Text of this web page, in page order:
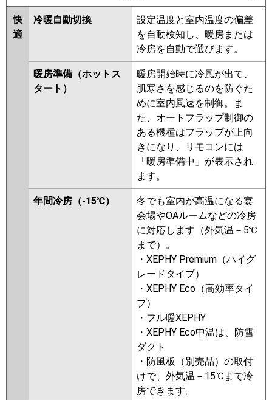
パナソニック PA-P160FE7GC PA-P160FE7GNC
東芝 RDXA16033MUB RDXA16033MU
RDXA16033M
PEZ-ZRMP160D5
PEZ-
ZRMP160D4 PEZ-ZRMP160D3
PEZ-ZRMP160D2 PEZ-
ZRMP160DZ PEZ-ZRMP160DY
PEZ-ZRMP160DV PEZ-
ZRMP160DR
RPI-GP160RGHC9
RPI-
GP160RGH9 RPI-GP160RGHC8
RPI-GP160RGH8
GP160RGHC7 RPI-GP160RGH7
RPI-GP160RGHC6 RPI-
GP160RGH6 RPI-GP160RGHC5
RPI-GP160RGH5
GP160RGHC4 RPI-GP160RGH4
RPI-AP160GHC3 RPI-
GP160RGHC3 RPI-AP160GH8
RPI-GP160RGH3
RPI-GP160RGHC2 RPI-AP160GH7
RPI-GP160RGH2
FDUZ1605H5SA FDUZ1605H5S
PA-P160FE7GB PA-P160FE7GNB
PA-P160FE7G PA-P160FE7GN
快
適
冷暖自動切換
設定温度と室内温度の偏差
を自動検知し、暖房または
冷房を自動で選びます。
暖房準備（ホットス
タート）
暖房開始時に冷風が出て、
肌寒さを感じるのを防ぐた
めに室内風速を制御。ま
た、オートフラップ制御の
ある機種はフラップが上向
きになり、リモコンには
「暖房準備中」が表示され
ます。
年間冷房（-15℃）
冬でも室内が高温になる宴
会場やOAルームなどの冷房
に対応します（外気温－5℃
まで）。
・XEPHY Premium（ハイグ
レードタイプ）
・XEPHY Eco（高効率タイ
プ）
・フル暖XEPHY
・XEPHY Eco中温は、防雪
ダクト
・防風板（別売品）の取付
けで、外気温－15℃まで冷
房できます。